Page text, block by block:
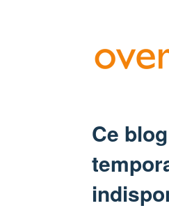
Ce